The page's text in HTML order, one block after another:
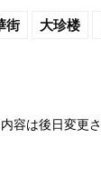
街 大珍楼
容は後日変更